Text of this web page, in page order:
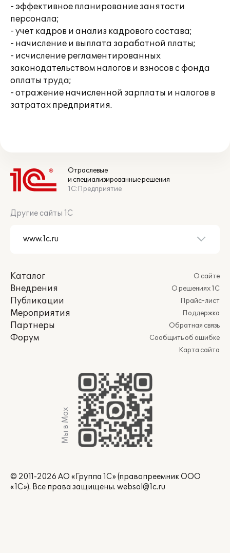
- эффективное планирование занятости
персонала;
- учет кадров и анализ кадрового состава;
- начисление и выплата заработной платы;
- исчисление регламентированных
законодательством налогов и взносов с фонда
оплаты труда;
- отражение начисленной зарплаты и налогов в
затратах предприятия.
Отраслевые
и специализированные решения
1С:Предприятие
Другие сайты 1С
Каталог
Внедрения
Публикации
Мероприятия
Партнеры
Форум
О сайте
О решениях 1С
Прайс-лист
Поддержка
Обратная связь
Сообщить об ошибке
Карта сайта
Мы в Max
© 2011-2026 АО «Группа 1С» (правопреемник ООО
«1С»). Все права защищены. websol@1c.ru